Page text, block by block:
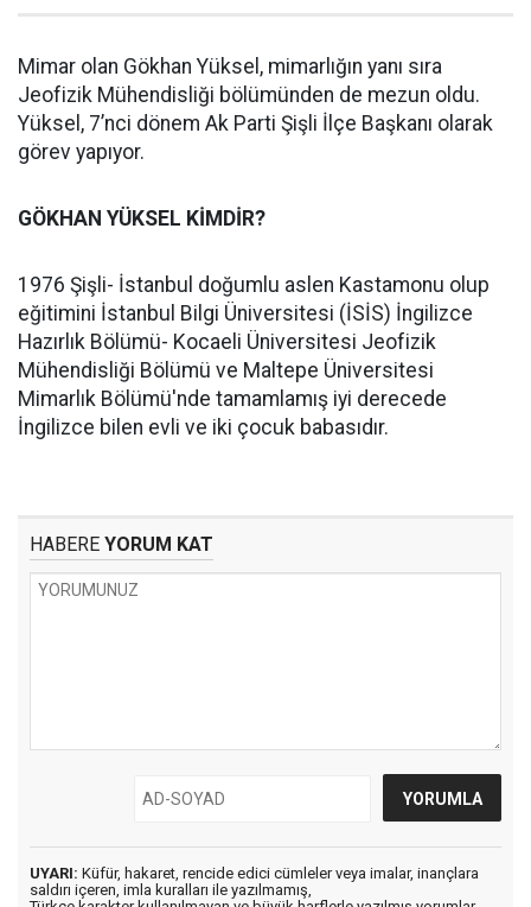
Mimar olan Gökhan Yüksel, mimarlığın yanı sıra
Jeofizik Mühendisliği bölümünden de mezun oldu.
Yüksel, 7’nci dönem Ak Parti Şişli İlçe Başkanı olarak
görev yapıyor.
GÖKHAN YÜKSEL KİMDİR?
1976 Şişli- İstanbul doğumlu aslen Kastamonu olup
eğitimini İstanbul Bilgi Üniversitesi (İSİS) İngilizce
Hazırlık Bölümü- Kocaeli Üniversitesi Jeofizik
Mühendisliği Bölümü ve Maltepe Üniversitesi
Mimarlık Bölümü'nde tamamlamış iyi derecede
İngilizce bilen evli ve iki çocuk babasıdır.
HABERE YORUM KAT
UYARI: Küfür, hakaret, rencide edici cümleler veya imalar, inançlara
saldırı içeren, imla kuralları ile yazılmamış,